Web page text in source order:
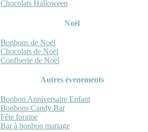
Chocolats Halloween
Noël
Bonbons de Noël
Chocolats de Noël
Confiserie de Noël
Autres évenements
Bonbon Anniversaire Enfant
Bonbons Candy Bar
Fête foraine
Bar à bonbon mariage